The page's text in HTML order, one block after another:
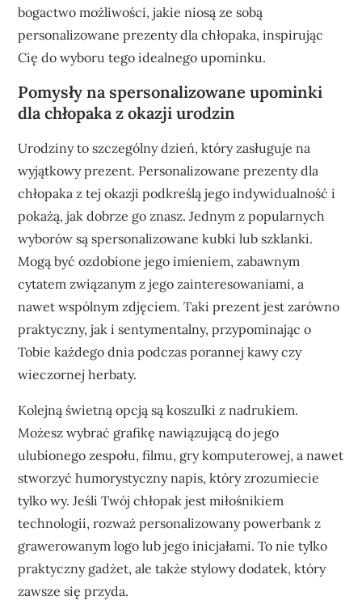
bogactwo możliwości, jakie niosą ze sobą
personalizowane prezenty dla chłopaka, inspirując
Cię do wyboru tego idealnego upominku.
Pomysły na spersonalizowane upominki
dla chłopaka z okazji urodzin
Urodziny to szczególny dzień, który zasługuje na
wyjątkowy prezent. Personalizowane prezenty dla
chłopaka z tej okazji podkreślą jego indywidualność i
pokażą, jak dobrze go znasz. Jednym z popularnych
wyborów są spersonalizowane kubki lub szklanki.
Mogą być ozdobione jego imieniem, zabawnym
cytatem związanym z jego zainteresowaniami, a
nawet wspólnym zdjęciem. Taki prezent jest zarówno
praktyczny, jak i sentymentalny, przypominając o
Tobie każdego dnia podczas porannej kawy czy
wieczornej herbaty.
Kolejną świetną opcją są koszulki z nadrukiem.
Możesz wybrać grafikę nawiązującą do jego
ulubionego zespołu, filmu, gry komputerowej, a nawet
stworzyć humorystyczny napis, który zrozumiecie
tylko wy. Jeśli Twój chłopak jest miłośnikiem
technologii, rozważ personalizowany powerbank z
grawerowanym logo lub jego inicjałami. To nie tylko
praktyczny gadżet, ale także stylowy dodatek, który
zawsze się przyda.